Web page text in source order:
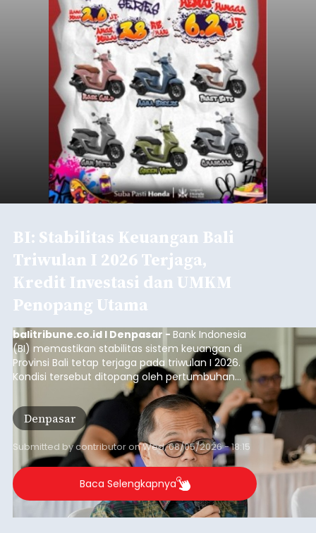
BI: Stabilitas Keuangan Bali
Triwulan I 2026 Terjaga,
Kredit Investasi dan UMKM
Penopang Utama
balitribune.co.id I Denpasar - Bank Indonesia
(BI) memastikan stabilitas sistem keuangan di
Provinsi Bali tetap terjaga pada triwulan I 2026.
Kondisi tersebut ditopang oleh pertumbuhan
penyaluran kredit yang masih positif, terutama
pada sektor-sektor utama penggerak ekonomi
daerah, dengan risiko kredit yang tetap
terkendali.
Denpasar
Submitted bycontributoronWed, 08/05/2026 - 18:15
Baca Selengkapnya